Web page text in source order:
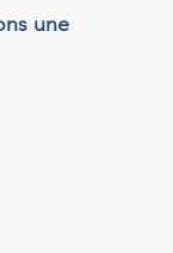
une